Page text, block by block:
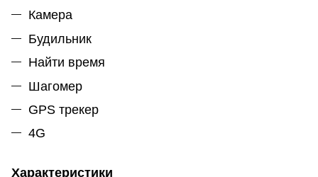
Камера
Будильник
Найти время
Шагомер
GPS трекер
4G
Характеристики